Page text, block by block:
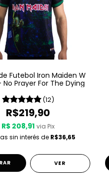
Futebol Iron Maiden W
Prayer For The Dying
(12)
R$219,90
R$ 208,91 via Pix
sin interés de R$36,65
VER